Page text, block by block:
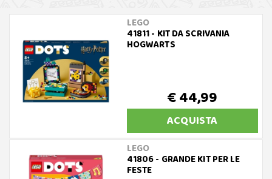
LEGO
41811 - KIT DA SCRIVANIA
HOGWARTS
€ 44,99
ACQUISTA
LEGO
41806 - GRANDE KIT PER LE
FESTE